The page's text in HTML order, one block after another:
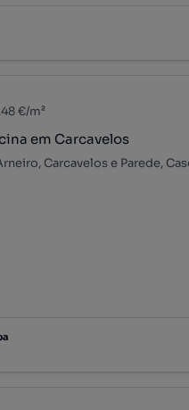
€/m²
em Carcavelos
Carcavelos e Parede,